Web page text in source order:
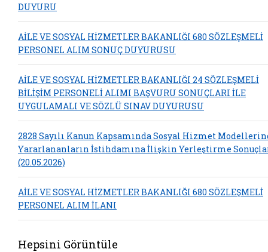
DUYURU
AİLE VE SOSYAL HİZMETLER BAKANLIĞI 680 SÖZLEŞMELİ
PERSONEL ALIM SONUÇ DUYURUSU
AİLE VE SOSYAL HİZMETLER BAKANLIĞI 24 SÖZLEŞMELİ
BİLİŞİM PERSONELİ ALIMI BAŞVURU SONUÇLARI İLE
UYGULAMALI VE SÖZLÜ SINAV DUYURUSU
2828 Sayılı Kanun Kapsamında Sosyal Hizmet
Yararlananların İstihdamına İlişkin Yerleştirme
(20.05.2026)
AİLE VE SOSYAL HİZMETLER BAKANLIĞI 680 SÖZLEŞMELİ
PERSONEL ALIM İLANI
Hepsini Görüntüle